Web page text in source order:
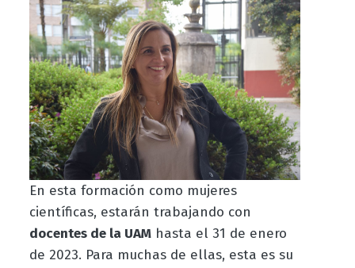
En esta formación como mujeres
científicas, estarán trabajando con
docentes de la UAMhasta el 31 de enero
de 2023. Para muchas de ellas, esta es su